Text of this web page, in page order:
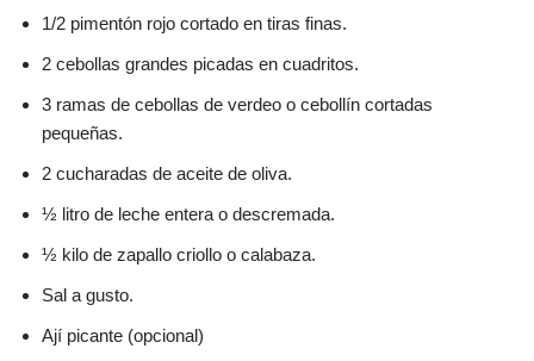
1/2 pimentón rojo cortado en tiras finas.
2 cebollas grandes picadas en cuadritos.
3 ramas de cebollas de verdeo o cebollín cortadas
pequeñas.
2 cucharadas de aceite de oliva.
½ litro de leche entera o descremada.
½ kilo de zapallo criollo o calabaza.
Sal a gusto.
Ají picante (opcional)